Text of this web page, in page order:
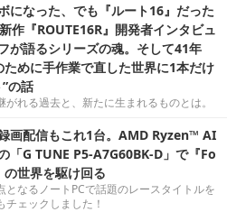
になった、でも『ルート16』だった
作『ROUTE16R』開発者インタビュ
が語るシリーズの魂。そして41年
めに手作業で直した世界に1本だけ
の話
れる過去と、新たに生まれるものとは。
画配信もこれ1台。AMD Ryzen™ AI
「G TUNE P5-A7G60BK-D」で『Fo
世界を駆け回る
となるノートPCで話題のレースタイトルを
ェックしました！